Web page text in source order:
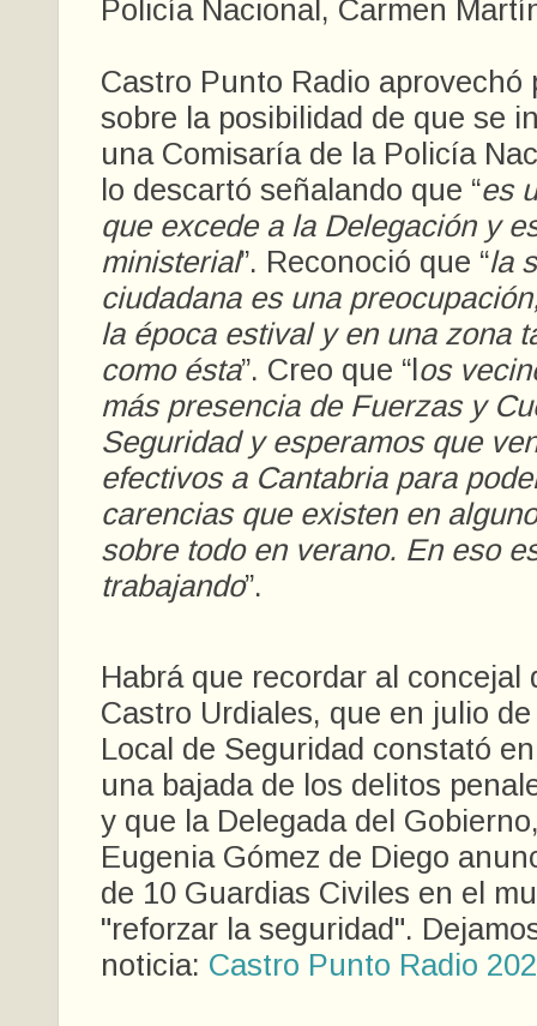
Policía Nacional, Carmen
Castro Punto Radio aprovechó
sobre la posibilidad de que se
una Comisaría de la Policía
lo descartó señalando que “es
que excede a la Delegación y
ministerial”. Reconoció que “la
ciudadana es una
la época estival y en una zona
como ésta”. Creo que “l os
más presencia de Fuerzas y
Seguridad y esperamos que
efectivos a Cantabria para
carencias que existen en
sobre todo en verano. En eso
trabajando”.
Habrá que recordar al concejal
Castro Urdiales, que en julio
Local de Seguridad constató
una bajada de los delitos
y que la Delegada del
Eugenia Gómez de Diego
de 10 Guardias Civiles en el
"reforzar la seguridad".
noticia: Castro Punto Radio